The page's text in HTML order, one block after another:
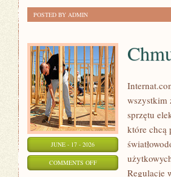
POSTED BY ADMIN
JUNE - 17 - 2026
COMMENTS OFFON
wszystkim
sprzętu
które chcą
Regulacje